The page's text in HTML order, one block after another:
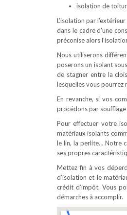
isolation de
L’isolation par
dans le cadre d’une
préconise alors
Nous utiliserons
poserons un isolant
de stagner entre la
lesquelles vous
En revanche, si vos
procédons par
Pour effectuer votre
matériaux isolants
le lin, la perlite… Notre
ses propres
Mettez fin à vos
d’isolation et le
crédit d’impôt. Vous
démarches à accomplir.